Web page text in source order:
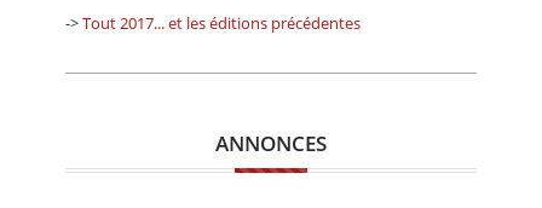
->Tout 2017... et les éditions précédentes
ANNONCES